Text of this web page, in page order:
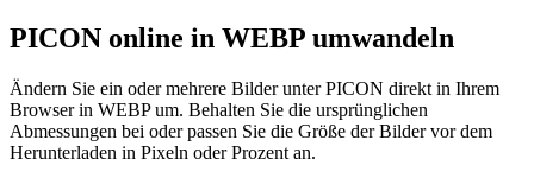
PICON online in WEBP umwandeln
Ändern Sie ein oder mehrere Bilder unter PICON direkt in Ihrem
Browser in WEBP um. Behalten Sie die ursprünglichen
Abmessungen bei oder passen Sie die Größe der Bilder vor dem
Herunterladen in Pixeln oder Prozent an.